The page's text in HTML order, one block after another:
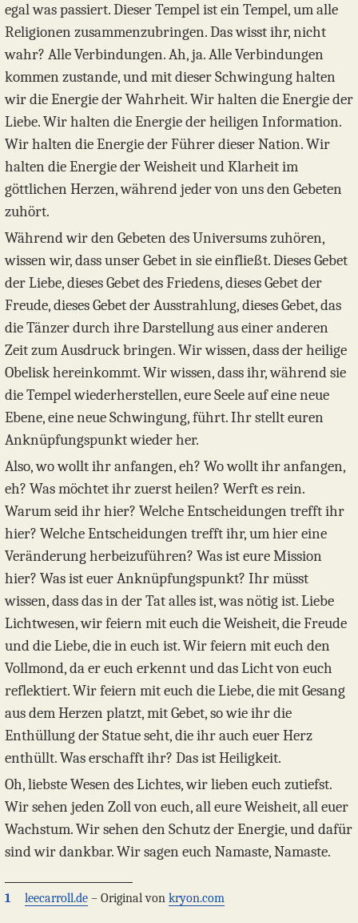
egal was passiert. Dieser Tempel ist ein Tempel, um alle
Religionen zusammenzubringen. Das wisst ihr, nicht
wahr? Alle Verbindungen. Ah, ja. Alle Verbindungen
kommen zustande, und mit dieser Schwingung halten
wir die Energie der Wahrheit. Wir halten die Energie der
Liebe. Wir halten die Energie der heiligen Information.
Wir halten die Energie der Führer dieser Nation. Wir
halten die Energie der Weisheit und Klarheit im
göttlichen Herzen, während jeder von uns den Gebeten
zuhört.
Während wir den Gebeten des Universums zuhören,
wissen wir, dass unser Gebet in sie einfließt. Dieses Gebet
der Liebe, dieses Gebet des Friedens, dieses Gebet der
Freude, dieses Gebet der Ausstrahlung, dieses Gebet, das
die Tänzer durch ihre Darstellung aus einer anderen
Zeit zum Ausdruck bringen. Wir wissen, dass der heilige
Obelisk hereinkommt. Wir wissen, dass ihr, während sie
die Tempel wiederherstellen, eure Seele auf eine neue
Ebene, eine neue Schwingung, führt. Ihr stellt euren
Anknüpfungspunkt wieder her.
Also, wo wollt ihr anfangen, eh? Wo wollt ihr anfangen,
eh? Was möchtet ihr zuerst heilen? Werft es rein.
Warum seid ihr hier? Welche Entscheidungen trefft ihr
hier? Welche Entscheidungen trefft ihr, um hier eine
Veränderung herbeizuführen? Was ist eure Mission
hier? Was ist euer Anknüpfungspunkt? Ihr müsst
wissen, dass das in der Tat alles ist, was nötig ist. Liebe
Lichtwesen, wir feiern mit euch die Weisheit, die Freude
und die Liebe, die in euch ist. Wir feiern mit euch den
Vollmond, da er euch erkennt und das Licht von euch
reflektiert. Wir feiern mit euch die Liebe, die mit Gesang
aus dem Herzen platzt, mit Gebet, so wie ihr die
Enthüllung der Statue seht, die ihr auch euer Herz
enthüllt. Was erschafft ihr? Das ist Heiligkeit.
Oh, liebste Wesen des Lichtes, wir lieben euch zutiefst.
Wir sehen jeden Zoll von euch, all eure Weisheit, all euer
Wachstum. Wir sehen den Schutz der Energie, und dafür
sind wir dankbar. Wir sagen euch Namaste, Namaste.
1 leecarroll.de – Original von kryon.com